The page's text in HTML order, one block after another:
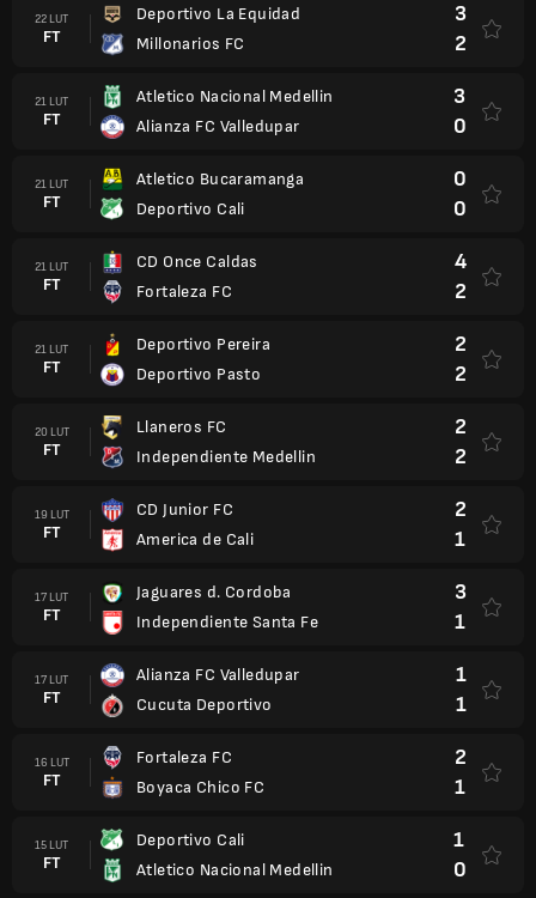
22 LUT
FT
Deportivo La Equidad
Millonarios FC
3
2
21 LUT
FT
Atletico Nacional Medellin
Alianza FC Valledupar
3
0
21 LUT
FT
Atletico Bucaramanga
Deportivo Cali
0
0
21 LUT
FT
CD Once Caldas
Fortaleza FC
4
2
21 LUT
FT
Deportivo Pereira
Deportivo Pasto
2
2
20 LUT
FT
Llaneros FC
Independiente Medellin
2
2
19 LUT
FT
CD Junior FC
America de Cali
2
1
17 LUT
FT
Jaguares d. Cordoba
Independiente Santa Fe
3
1
17 LUT
FT
Alianza FC Valledupar
Cucuta Deportivo
1
1
16 LUT
FT
Fortaleza FC
Boyaca Chico FC
2
1
15 LUT
FT
Deportivo Cali
Atletico Nacional Medellin
1
0